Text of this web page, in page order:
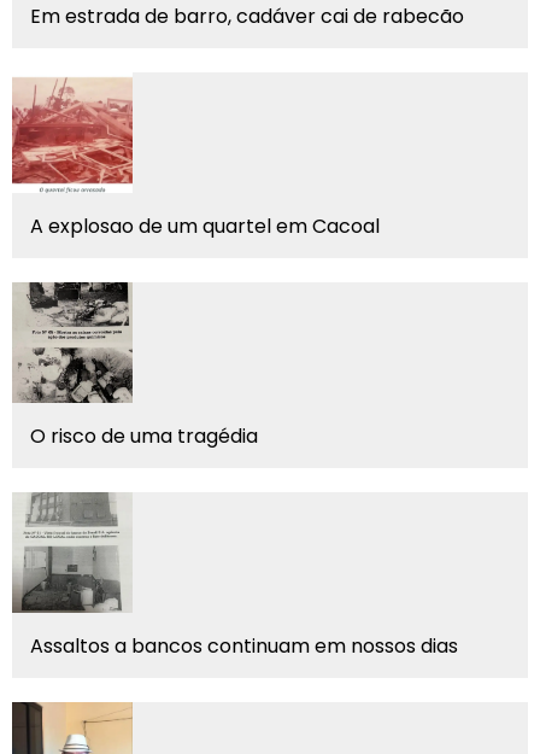
Em estrada de barro, cadáver cai de rabecão
A explosao de um quartel em Cacoal
O risco de uma tragédia
Assaltos a bancos continuam em nossos dias